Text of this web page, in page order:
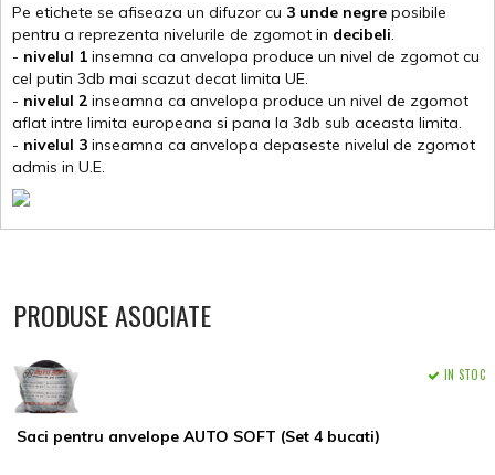
Pe etichete se afiseaza un difuzor cu 3 unde negre posibile
pentru a reprezenta nivelurile de zgomot in decibeli
- nivelul 1 insemna ca anvelopa produce un nivel de zgomot cu
cel putin 3db mai scazut decat limita UE.
- nivelul 2 inseamna ca anvelopa produce un nivel de zgomot
aflat intre limita europeana si pana la 3db sub aceasta limita.
- nivelul 3 inseamna ca anvelopa depaseste nivelul de zgomot
admis in U.E.
PRODUSE ASOCIATE
Saci pentru anvelope AUTO SOFT (Set 4 bucati)
IN STOC